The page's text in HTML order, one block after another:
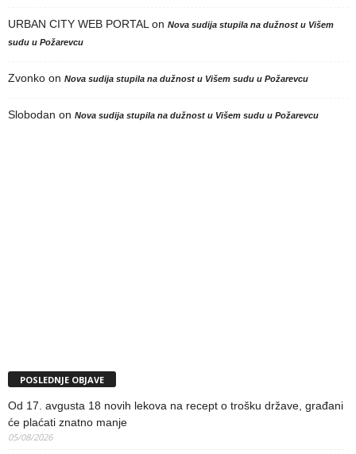
URBAN CITY WEB PORTAL on Nova sudija stupila na dužnost u Višem
sudu u Požarevcu
Zvonko on Nova sudija stupila na dužnost u Višem sudu u Požarevcu
Slobodan on Nova sudija stupila na dužnost u Višem sudu u Požarevcu
POSLEDNJE OBJAVE
Od 17. avgusta 18 novih lekova na recept o trošku države, građani
će plaćati znatno manje
05/08/2026